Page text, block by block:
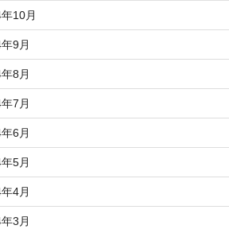
10月
9月
8月
7月
6月
5月
4月
3月